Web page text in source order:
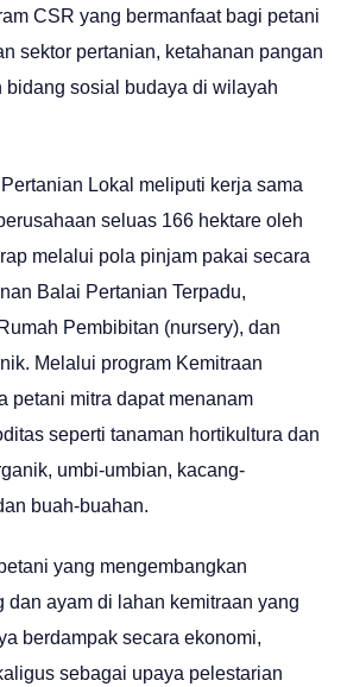
CSR yang bermanfaat bagi petani
sektor pertanian, ketahanan pangan
bidang sosial budaya di wilayah
Lokal meliputi kerja sama
seluas 166 hektare oleh
melalui pola pinjam pakai secara
Balai Pertanian Terpadu,
Pembibitan (nursery), dan
Melalui program Kemitraan
petani mitra dapat menanam
seperti tanaman hortikultura dan
umbi-umbian, kacang-
buah-buahan.
yang mengembangkan
dan ayam di lahan kemitraan yang
berdampak secara ekonomi,
sebagai upaya pelestarian